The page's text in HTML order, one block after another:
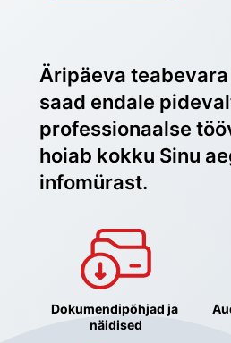
Äripäeva
saad endale
professionaalse
hoiab kokku Sinu
infomürast.
Dokumendipõhjad ja
näidised